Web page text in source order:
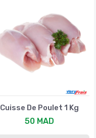
Cuisse De Poulet 1 Kg
50 MAD